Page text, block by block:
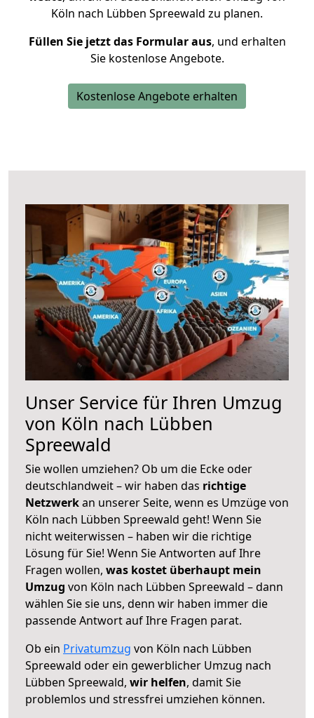
Köln nach Lübben Spreewald zu planen.
Füllen Sie jetzt das Formular aus, und erhalten
Sie kostenlose Angebote.
Kostenlose Angebote erhalten
Unser Service für Ihren Umzug
von Köln nach Lübben
Spreewald
Sie wollen umziehen? Ob um die Ecke oder
deutschlandweit – wir haben das richtige
Netzwerkan unserer Seite, wenn es Umzüge von
Köln nach Lübben Spreewald geht! Wenn Sie
nicht weiterwissen – haben wir die richtige
Lösung für Sie! Wenn Sie Antworten auf Ihre
Fragen wollen, was kostet überhaupt mein
Umzug von Köln nach Lübben Spreewald – dann
wählen Sie sie uns, denn wir haben immer die
passende Antwort auf Ihre Fragen parat.
Ob ein Privatumzug von Köln nach Lübben
Spreewald oder ein gewerblicher Umzug nach
Lübben Spreewald, wir helfen, damit Sie
problemlos und stressfrei umziehen können.